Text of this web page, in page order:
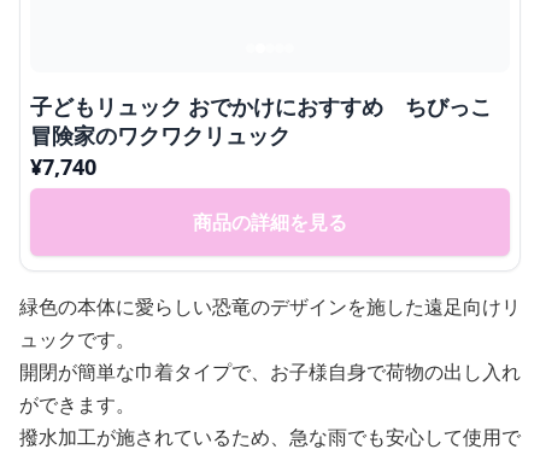
子どもリュック おでかけにおすすめ ちびっこ
冒険家のワクワクリュック
¥7,740
商品の詳細を見る
緑色の本体に愛らしい恐竜のデザインを施した遠足向けリ
ュックです。
開閉が簡単な巾着タイプで、お子様自身で荷物の出し入れ
ができます。
撥水加工が施されているため、急な雨でも安心して使用で